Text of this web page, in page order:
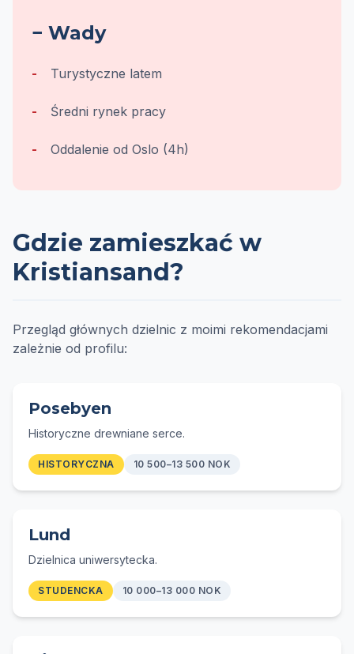
− Wady
Turystyczne latem
Średni rynek pracy
Oddalenie od Oslo (4h)
Gdzie zamieszkać w
Kristiansand?
Przegląd głównych dzielnic z moimi rekomendacjami
zależnie od profilu:
Posebyen
Historyczne drewniane serce.
HISTORYCZNA 10 500–13 500 NOK
Lund
Dzielnica uniwersytecka.
STUDENCKA 10 000–13 000 NOK